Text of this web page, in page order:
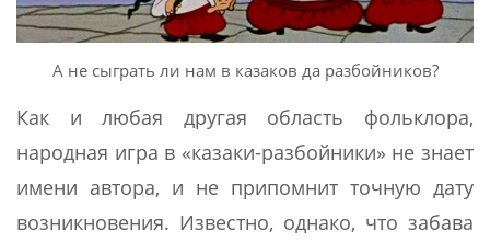
А не сыграть ли нам в казаков да разбойников?
Как и любая другая область фольклора,
народная игра в «казаки-разбойники» не знает
имени автора, и не припомнит точную дату
возникновения. Известно, однако, что забава